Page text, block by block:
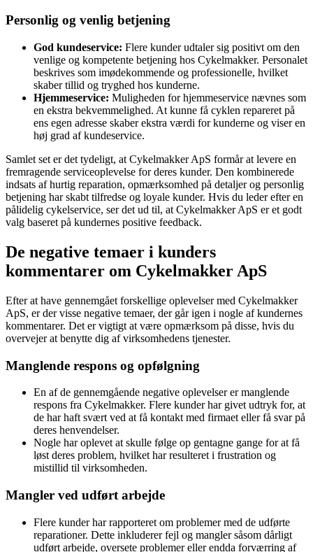
Personlig og venlig betjening
God kundeservice: Flere kunder udtaler sig positivt om den
venlige og kompetente betjening hos Cykelmakker. Personalet
beskrives som imødekommende og professionelle, hvilket
skaber tillid og tryghed hos kunderne.
Hjemmeservice: Muligheden for hjemmeservice nævnes som
en ekstra bekvemmelighed. At kunne få cyklen repareret på
ens egen adresse skaber ekstra værdi for kunderne og viser en
høj grad af kundeservice.
Samlet set er det tydeligt, at Cykelmakker ApS formår at levere en
fremragende serviceoplevelse for deres kunder. Den kombinerede
indsats af hurtig reparation, opmærksomhed på detaljer og personlig
betjening har skabt tilfredse og loyale kunder. Hvis du leder efter en
pålidelig cykelservice, ser det ud til, at Cykelmakker ApS er et godt
valg baseret på kundernes positive feedback.
De negative temaer i kunders
kommentarer om Cykelmakker ApS
Efter at have gennemgået forskellige oplevelser med Cykelmakker
ApS, er der visse negative temaer, der går igen i nogle af kundernes
kommentarer. Det er vigtigt at være opmærksom på disse, hvis du
overvejer at benytte dig af virksomhedens tjenester.
Manglende respons og opfølgning
En af de gennemgående negative oplevelser er manglende
respons fra Cykelmakker. Flere kunder har givet udtryk for, at
de har haft svært ved at få kontakt med firmaet eller få svar på
deres henvendelser.
Nogle har oplevet at skulle følge op gentagne gange for at få
løst deres problem, hvilket har resulteret i frustration og
mistillid til virksomheden.
Mangler ved udført arbejde
Flere kunder har rapporteret om problemer med de udførte
reparationer. Dette inkluderer fejl og mangler såsom dårligt
udført arbejde, oversete problemer eller endda forværring af